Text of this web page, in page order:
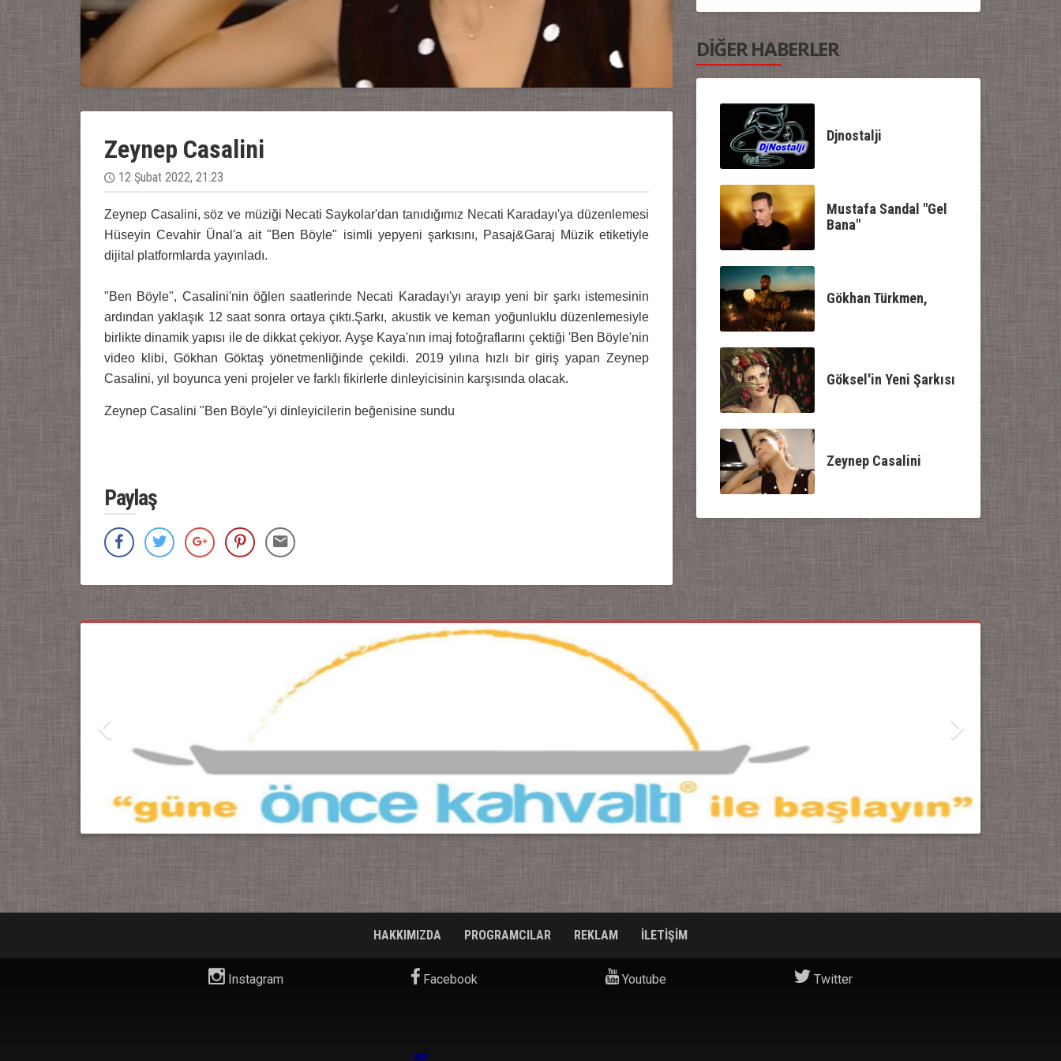
Zeynep Casalini
12 Şubat 2022, 21:23
Zeynep Casalini, söz ve müziği Necati Saykolar'dan tanıdığımız Necati Karadayı'ya düzenlemesi
Hüseyin Cevahir Ünal'a ait "Ben Böyle" isimli yepyeni şarkısını, Pasaj&Garaj Müzik etiketiyle
dijital platformlarda yayınladı.
"Ben Böyle", Casalini'nin öğlen saatlerinde Necati Karadayı'yı arayıp yeni bir şarkı istemesinin
ardından yaklaşık 12 saat sonra ortaya çıktı.Şarkı, akustik ve keman yoğunluklu düzenlemesiyle
birlikte dinamik yapısı ile de dikkat çekiyor. Ayşe Kaya'nın imaj fotoğraflarını çektiği 'Ben Böyle'nin
video klibi, Gökhan Göktaş yönetmenliğinde çekildi. 2019 yılına hızlı bir giriş yapan Zeynep
Casalini, yıl boyunca yeni projeler ve farklı fikirlerle dinleyicisinin karşısında olacak.
Zeynep Casalini "Ben Böyle"yi dinleyicilerin beğenisine sundu
Paylaş
DİĞER HABERLER
Djnostalji
Mustafa Sandal "Gel
Bana"
Gökhan Türkmen,
Göksel'in Yeni Şarkısı
Zeynep Casalini
HAKKIMIZDA PROGRAMCILAR REKLAM İLETİŞİM
Instagram Facebook Youtube Twitter